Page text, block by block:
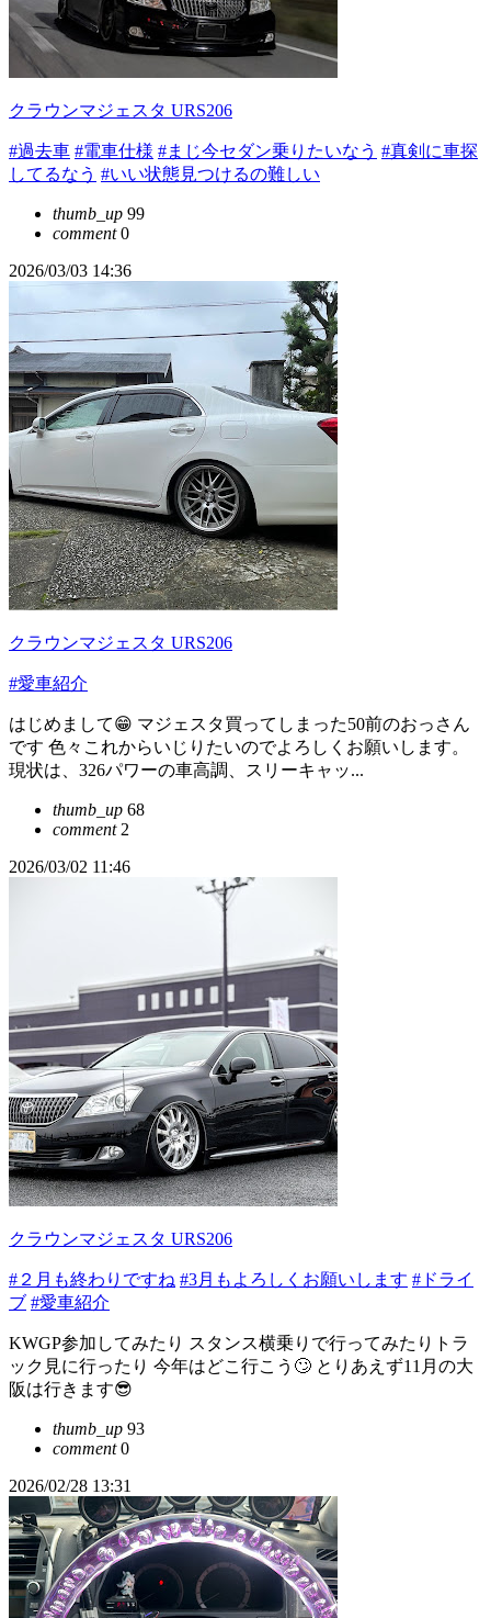
クラウンマジェスタ URS206
#過去車 #電車仕様 #まじ今セダン乗りたいなう #真剣に車探
してるなう #いい状態見つけるの難しい
thumb_up 99
comment0
2026/03/03 14:36
クラウンマジェスタ URS206
#愛車紹介
はじめまして😁 マジェスタ買ってしまった50前のおっさん
です 色々これからいじりたいのでよろしくお願いします。
現状は、326パワーの車高調、スリーキャッ...
thumb_up 68
comment2
2026/03/02 11:46
クラウンマジェスタ URS206
#２月も終わりですね #3月もよろしくお願いします #ドライ
ブ #愛車紹介
KWGP参加してみたり スタンス横乗りで行ってみたりトラ
ック見に行ったり 今年はどこ行こう🙄 とりあえず11月の大
阪は行きます😎
thumb_up 93
comment0
2026/02/28 13:31